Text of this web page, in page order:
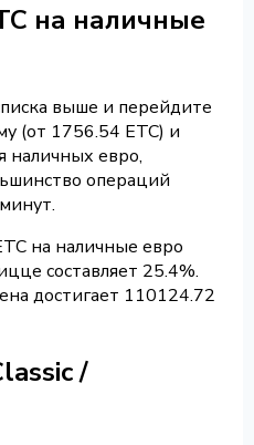
на наличные
выше и перейдите
(от 1756.54 ETC) и
наличных евро,
операций
на наличные евро
составляет 25.4%.
достигает 110124.72
/